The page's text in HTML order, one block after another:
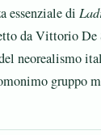
essenziale di
da Vittorio
neorealismo
gruppo